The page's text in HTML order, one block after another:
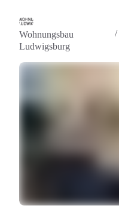
Wohnungsbau
Ludwigsburg
/